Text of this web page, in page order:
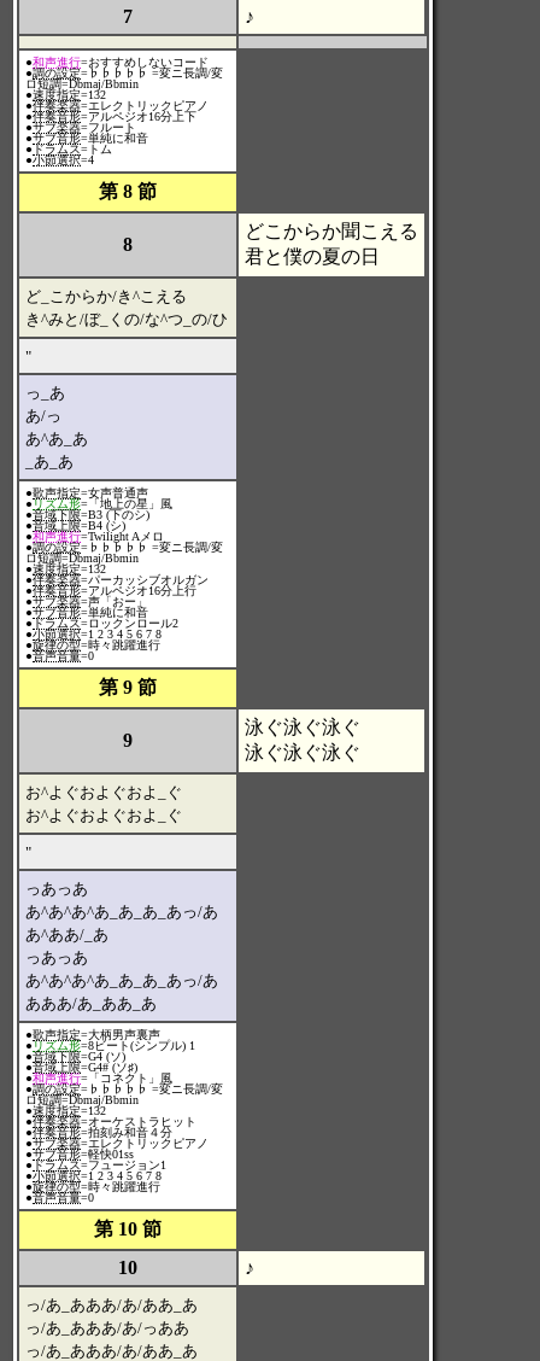
7 ♪
●和声進行=おすすめしないコード
●調の設定=♭♭♭♭♭ =変ニ長調/変
ロ短調=Dbmaj/Bbmin
●速度指定=132
●伴奏楽器=エレクトリックピアノ
●伴奏音形=アルペジオ16分上下
●サブ楽器=フルート
●サブ音形=単純に和音
●ドラムス=トム
●小節選択=4
第 8 節
8
どこからか聞こえる
君と僕の夏の日
ど_こからか/き^こえる
き^みと/ぼ_くの/な^つ_の/ひ
"
っ_あ
あ/っ
あ^あ_あ
_あ_あ
●歌声指定=女声普通声
●リズム形=「地上の星」風
●音域下限=B3 (下のシ)
●音域上限=B4 (シ)
●和声進行=Twilight Aメロ
●調の設定=♭♭♭♭♭ =変ニ長調/変
ロ短調=Dbmaj/Bbmin
●速度指定=132
●伴奏楽器=パーカッシブオルガン
●伴奏音形=アルペジオ16分上行
●サブ楽器=声「おー」
●サブ音形=単純に和音
●ドラムス=ロックンロール2
●小節選択=1 2 3 4 5 6 7 8
●旋律の型=時々跳躍進行
●音声音量=0
第 9 節
9
泳ぐ泳ぐ泳ぐ
泳ぐ泳ぐ泳ぐ
お^よぐおよぐおよ_ぐ
お^よぐおよぐおよ_ぐ
"
っあっあ
あ^あ^あ^あ_あ_あ_あっ/あ
あ^ああ/_あ
っあっあ
あ^あ^あ^あ_あ_あ_あっ/あ
あああ/あ_ああ_あ
●歌声指定=大柄男声裏声
●リズム形=8ビート(シンプル) 1
●音域下限=G4 (ソ)
●音域上限=G4# (ソ♯)
●和声進行=「コネクト」風
●調の設定=♭♭♭♭♭ =変ニ長調/変
ロ短調=Dbmaj/Bbmin
●速度指定=132
●伴奏楽器=オーケストラヒット
●伴奏音形=拍刻み和音４分
●サブ楽器=エレクトリックピアノ
●サブ音形=軽快01ss
●ドラムス=フュージョン1
●小節選択=1 2 3 4 5 6 7 8
●旋律の型=時々跳躍進行
●音声音量=0
第 10 節
10
♪
っ/あ_あああ/あ/ああ_あ
っ/あ_あああ/あ/っああ
っ/あ_あああ/あ/ああ_あ